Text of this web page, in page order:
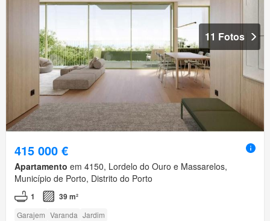
11 Fotos
415 000 €
Apartamento em 4150, Lordelo do Ouro e Massarelos,
Município de Porto, Distrito do Porto
1 39 m²
Garajem Varanda Jardim